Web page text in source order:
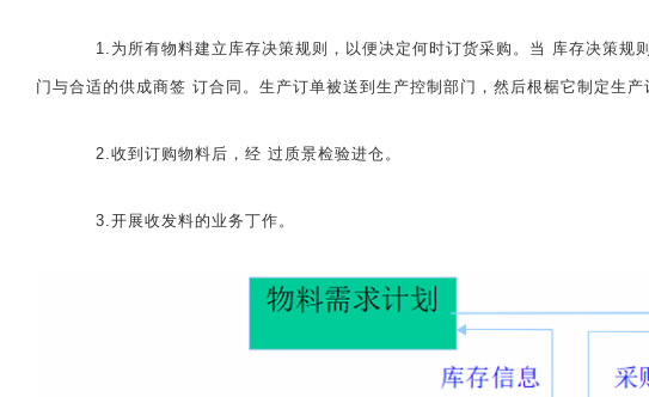
1.为所有物料建立库存决策规则，以便决定何时订货采购。当 库存决策规则
门与合适的供成商签 订合同。生产订单被送到生产控制部门，然后根椐它制定生产
2.收到订购物料后，经 过质景检验进仓。
3.开展收发料的业务丁作。